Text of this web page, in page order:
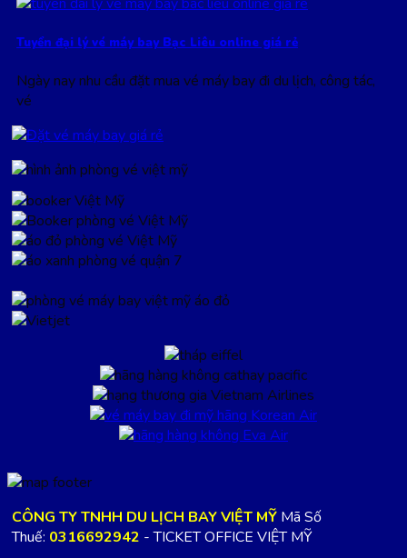
Tuyển đại lý vé máy bay Bạc Liêu online giá rẻ
Ngày nay nhu cầu đặt mua vé máy bay đi du lịch, công tác,
vé
CÔNG TY TNHH DU LỊCH BAY VIỆT MỸ Mã Số
Thuế: 0316692942 - TICKET OFFICE VIỆT MỸ